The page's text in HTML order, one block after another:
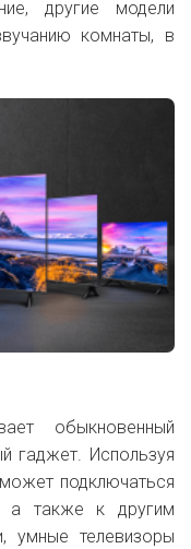
другие модели
комнаты, в
обыкновенный
гаджет. Используя
подключаться
а также к другим
умные телевизоры